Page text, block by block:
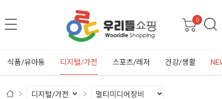
0
식품/유아동 디지털/가전 스포츠/레저 건강/생활